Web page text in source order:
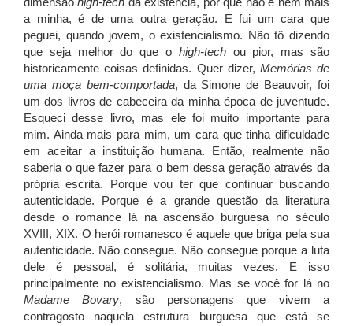
a minha, é de uma outra geração. E fui um cara que
peguei, quando jovem, o existencialismo. Não tô dizendo
que seja melhor do que o high-techou pior, mas são
historicamente coisas definidas. Quer dizer, Memórias de
uma moça bem-comportada, da Simone de Beauvoir, foi
um dos livros de cabeceira da minha época de juventude.
Esqueci desse livro, mas ele foi muito importante para
mim. Ainda mais para mim, um cara que tinha dificuldade
em aceitar a instituição humana. Então, realmente não
saberia o que fazer para o bem dessa geração através da
própria escrita. Porque vou ter que continuar buscando
autenticidade. Porque é a grande questão da literatura
desde o romance lá na ascensão burguesa no século
XVIII, XIX. O herói romanesco é aquele que briga pela sua
autenticidade. Não consegue. Não consegue porque a luta
dele é pessoal, é solitária, muitas vezes. E isso
principalmente no existencialismo. Mas se você for lá no
Madame Bovary, são personagens que vivem a
contragosto naquela estrutura burguesa que está se